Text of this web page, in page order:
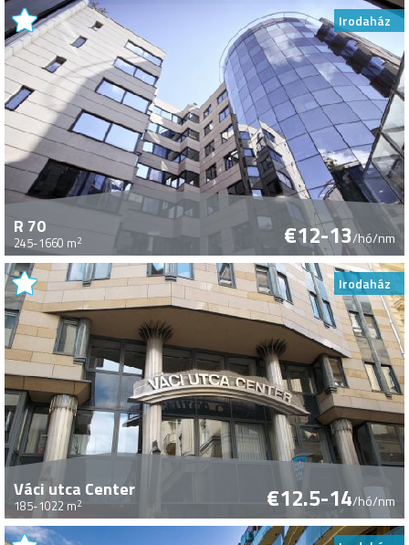
Irodaház
R 70
245-1660 m2 €12-13/hó/nm
Irodaház
Váci utca Center
185-1022 m2 €12.5-14/hó/nm